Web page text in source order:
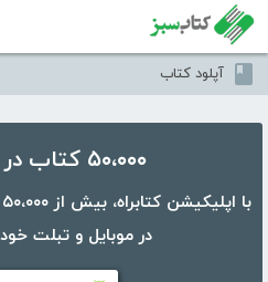
آپلود کتاب
۵۰،۰۰۰ کتاب در موبایل شما
در موبایل و تبلت